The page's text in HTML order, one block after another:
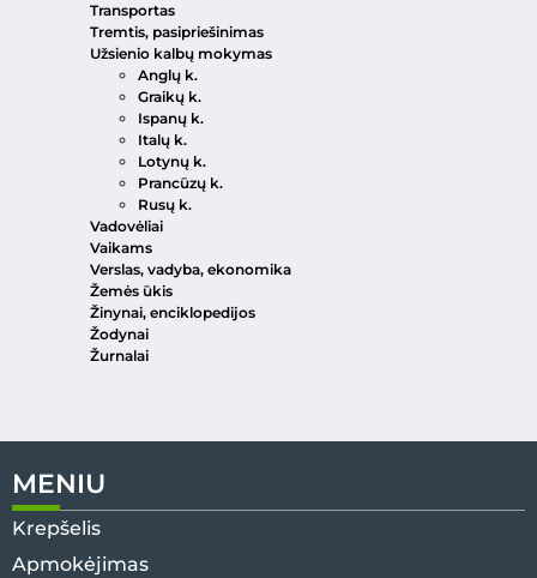
Transportas
Tremtis, pasipriešinimas
Užsienio kalbų mokymas
Anglų k.
Graikų k.
Ispanų k.
Italų k.
Lotynų k.
Prancūzų k.
Rusų k.
Vadovėliai
Vaikams
Verslas, vadyba, ekonomika
Žemės ūkis
Žinynai, enciklopedijos
Žodynai
Žurnalai
MENIU
Krepšelis
Apmokėjimas